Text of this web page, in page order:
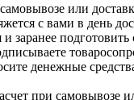
или
с вами в день
заранее
денежные
при самовывозе